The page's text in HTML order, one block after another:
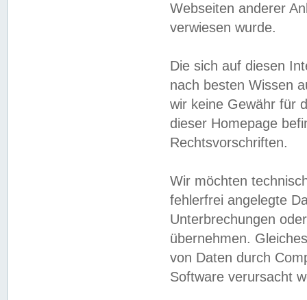
Webseiten anderer
verwiesen wurde.
Die sich auf diesen
nach besten Wissen
wir keine Gewähr für
dieser Homepage
Rechtsvorschriften.
Wir möchten
fehlerfrei angelegte
Unterbrechungen
übernehmen.
von Daten durch
Software verursacht